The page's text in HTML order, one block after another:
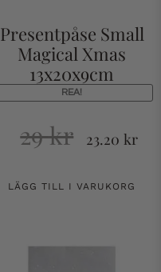
Presentpåse Small
Magical Xmas
13x20x9cm
REA!
29kr 23.20 kr
LÄGG TILL I VARUKORG